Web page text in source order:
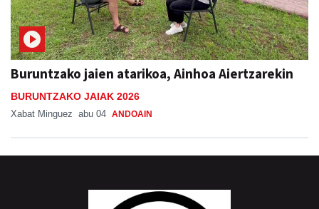
Buruntzako jaien atarikoa, Ainhoa Aiertzarekin
BURUNTZAKO JAIAK 2026
Xabat Minguez abu 04 ANDOAIN